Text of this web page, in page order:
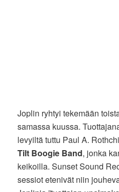
Joplin ryhtyi tekemään
samassa kuussa.
levyiltä tuttu Paul A.
Tilt Boogie Band, jonka
keikoilla. Sunset Sound
sessiot etenivät niin